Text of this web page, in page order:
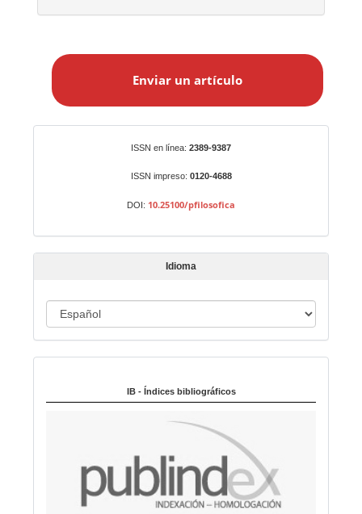
a
t
í
o
Enviar un artículo
ISSN en línea: 2389-9387
ISSN impreso: 0120-4688
DOI: 10.25100/pfilosofica
Idioma
d
m
IB - Índices bibliográficos